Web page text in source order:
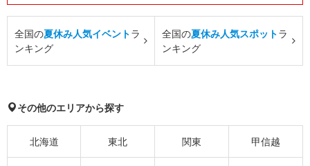
全国の夏休み人気イベントラ
ンキング
全国の夏休み人気スポットラ
ンキング
その他のエリアから探す
北海道 東北 関東 甲信越